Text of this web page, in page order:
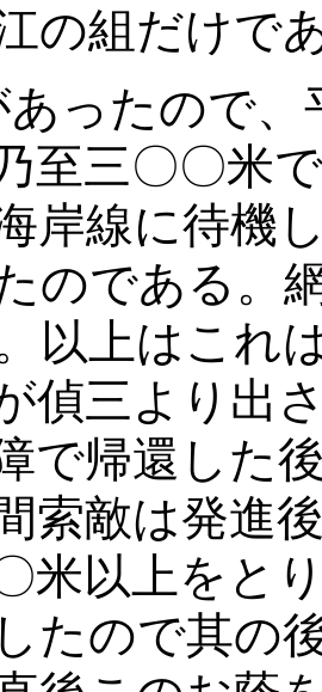
の組だけで
あったので
至三〇〇米
岸線に待機
のである。
以上はこれ
偵三より出
で帰還した
索敵は発進
米以上をと
たので其の